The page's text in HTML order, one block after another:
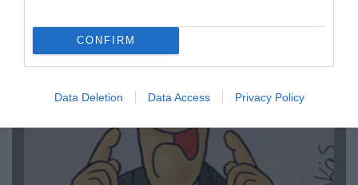
CONFIRM
Data Deletion Data Access Privacy Policy